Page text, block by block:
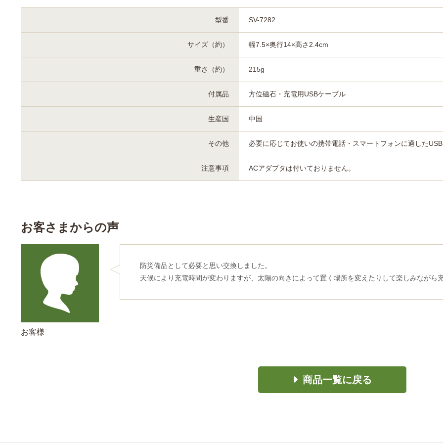
型番 SV-7282
サイズ（約） 幅7.5×奥行14×高さ2.4cm
重さ（約） 215g
付属品 方位磁石・充電用USBケーブル
生産国 中国
その他 必要に応じてお使いの携帯電話・スマートフォンに適した
注意事項 ACアダプタは付いておりません。
お客さまからの声
お客様
防災備品として必要と思い交換しました。
天候により充電時間が変わりますが、太陽の向きによって置く場所を変えたりして楽しみながら
商品一覧に戻る